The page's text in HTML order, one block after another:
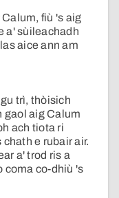
fiù 's aig
a' sùileachadh
aice ann am
trì, thòisich
gaol aig Calum
ach tiota ri
e rubair air.
a' trod ris a
coma co-dhiù 's